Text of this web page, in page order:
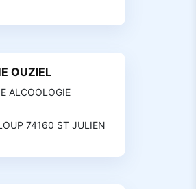
OUZIEL
ALCOOLOGIE
74160 ST JULIEN